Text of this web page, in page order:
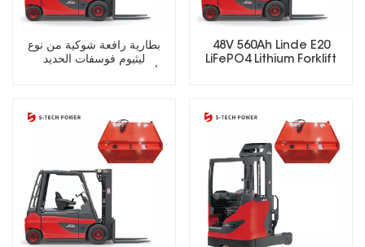
بطارية رافعة شوكية من نوع
ليثيوم فوسفات الحديد
48V 560Ah Linde E20
LiFePO4 Lithium Forklift